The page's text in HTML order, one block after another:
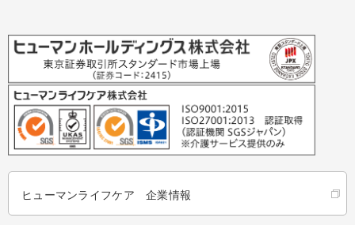
ヒューマンライフケア 企業情報